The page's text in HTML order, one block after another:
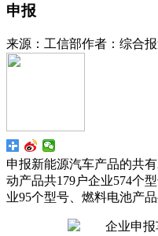
申报
来源： 工信部作者： 综合
申报新能源汽车产品的共
动产品共179户企业574个
业95个型号、燃料电池产